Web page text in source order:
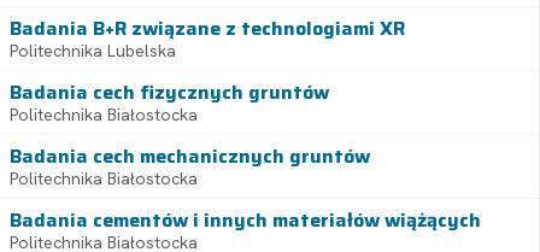
Badania B+R związane z technologiami XR
Politechnika Lubelska
Badania cech fizycznych gruntów
Politechnika Białostocka
Badania cech mechanicznych gruntów
Politechnika Białostocka
Badania cementów i innych materiałów wiążących
Politechnika Białostocka